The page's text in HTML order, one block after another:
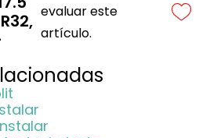
evaluar este
artículo.